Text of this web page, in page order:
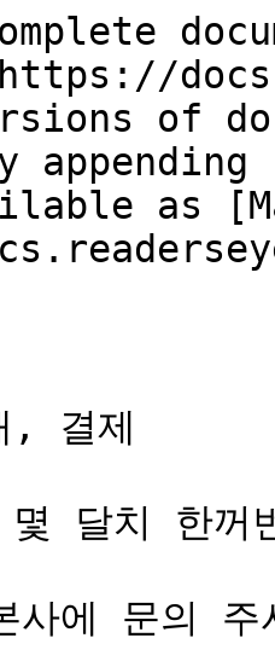
of
as
, 결제
달치 한꺼
사에 문의 주